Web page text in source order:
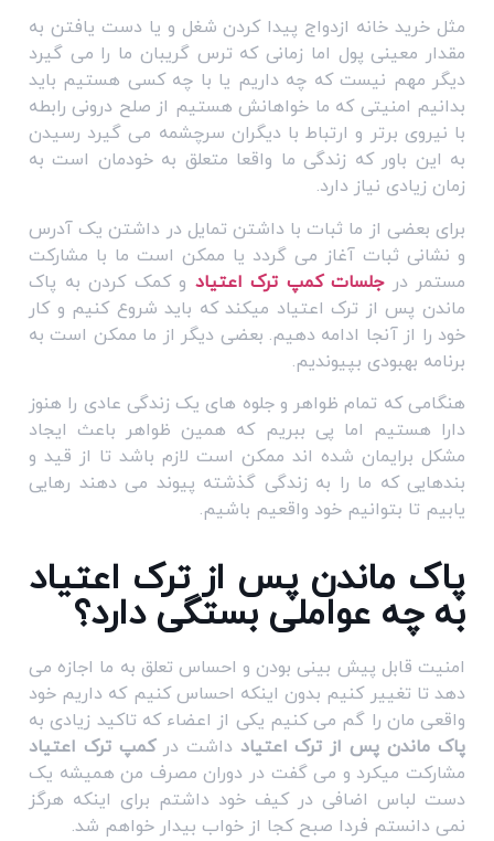
مثل خرید خانه ازدواج پیدا کردن شغل و یا دست یافتن به
مقدار معینی پول اما زمانی که ترس گریبان ما را می گیرد
دیگر مهم نیست که چه داریم یا با چه کسی هستیم باید
بدانیم امنیتی که ما خواهانش هستیم از صلح درونی رابطه
با نیروی برتر و ارتباط با دیگران سرچشمه می گیرد رسیدن
به این باور که زندگی ما واقعا متعلق به خودمان است به
زمان زیادی نیاز دارد.
برای بعضی از ما ثبات با داشتن تمایل در داشتن یک آدرس
و نشانی ثبات آغاز می گردد یا ممکن است ما با مشارکت
مستمر درجلسات کمپ ترک اعتیاد و کمک کردن به پاک
ماندن پس از ترک اعتیاد میکند که باید شروع کنیم و کار
خود را از آنجا ادامه دهیم. بعضی دیگر از ما ممکن است به
برنامه بهبودی بپیوندیم.
هنگامی که تمام ظواهر و جلوه های یک زندگی عادی را هنوز
دارا هستیم اما پی ببریم که همین ظواهر باعث ایجاد
مشکل برایمان شده اند ممکن است لازم باشد تا از قید و
بندهایی که ما را به زندگی گذشته پیوند می دهند رهایی
یابیم تا بتوانیم خود واقعیم باشیم.
پاک ماندن پس از ترک اعتیاد
به چه عواملی بستگی دارد؟
امنیت قابل پیش بینی بودن و احساس تعلق به ما اجازه می
دهد تا تغییر کنیم بدون اینکه احساس کنیم که داریم خود
واقعی مان را گم می کنیم یکی از اعضاء که تاکید زیادی به
پاک ماندن پس از ترک اعتیاد داشت درکمپ ترک اعتیاد
مشارکت میکرد و می گفت در دوران مصرف من همیشه یک
دست لباس اضافی در کیف خود داشتم برای اینکه هرگز
نمی دانستم فردا صبح کجا از خواب بیدار خواهم شد.